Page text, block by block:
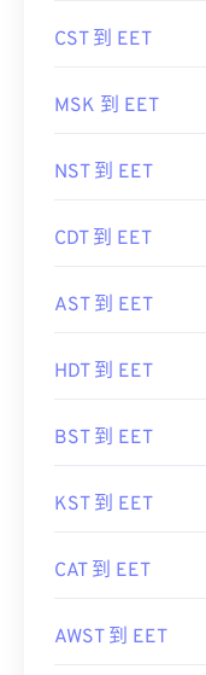
CST 到 EET
MSK 到 EET
NST 到 EET
CDT 到 EET
AST 到 EET
HDT 到 EET
BST 到 EET
KST 到 EET
CAT 到 EET
AWST 到 EET